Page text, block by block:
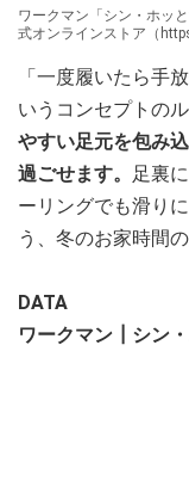
ワークマン「シン・ホッ
式オンラインストア（
「一度履いたら手
いうコンセプトの
やすい足元を包み
過ごせます。 足裏
ーリングでも滑り
う、冬のお家時間
DATA
ワークマン┃シン